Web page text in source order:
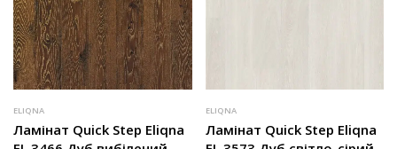
ELIQNA
Ламінат Quick Step Eliqna
ELIQNA
Ламінат Quick Step Eliqna